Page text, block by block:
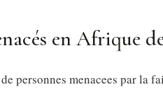
en Afrique
personnes menacees par la